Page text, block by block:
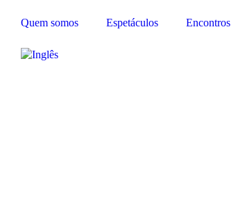
Quem somos Espetáculos Encontros